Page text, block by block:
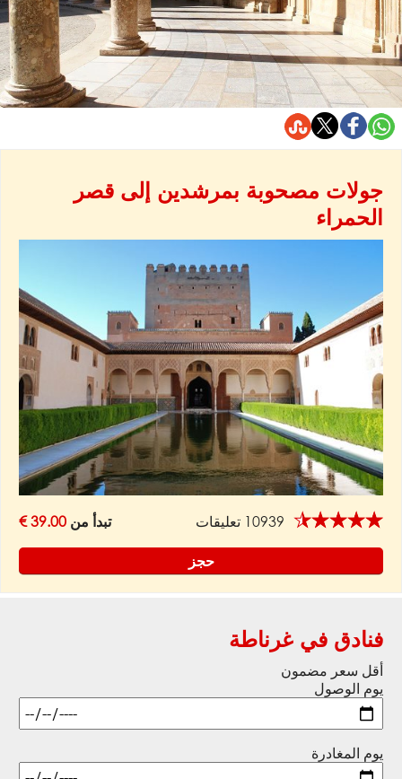
جولات مصحوبة بمرشدين إلى قصر
الحمراء
★★★★★ 10939 تعليقات تبدأ من 39.00 €
حجز
فنادق في غرناطة
أقل سعر مضمون
يوم الوصول
يوم المغادرة